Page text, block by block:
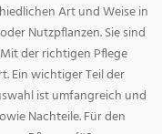
Art und Weise in
Nutzpflanzen. Sie sind
der richtigen Pflege
Ein wichtiger Teil der
ist umfangreich und
Nachteile. Für den